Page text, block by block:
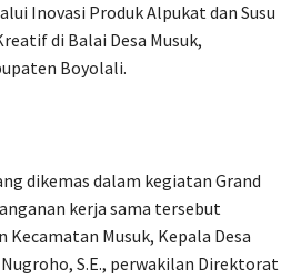
Inovasi Produk Alpukat dan Susu
di Balai Desa Musuk,
Boyolali.
dikemas dalam kegiatan Grand
kerja sama tersebut
Musuk, Kepala Desa
S.E., perwakilan Direktorat